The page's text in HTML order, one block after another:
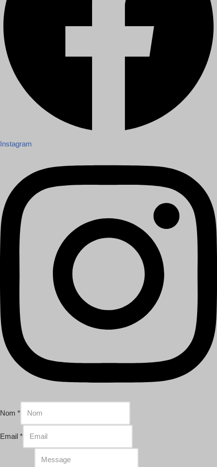
Instagram
Nom *
Email *